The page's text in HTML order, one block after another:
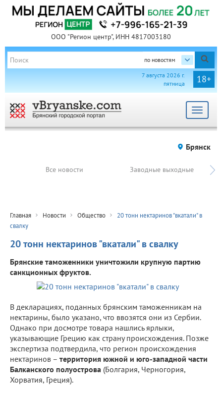
ООО "Регион центр", ИНН 4817003180
по новостям
18+
7 августа 2026 г.
пятница
Toggle
Брянск
Все новости Заводные выходные
Главная Новости Общество
20 тонн нектаринов "вкатали" в
свалку
20 тонн нектаринов "вкатали" в свалку
Брянские таможенники уничтожили крупную партию
санкционных фруктов.
В декларациях, поданных брянским таможенникам на
нектарины, было указано, что ввозятся они из Сербии.
Однако при досмотре товара нашлись ярлыки,
указывающие Грецию как страну происхождения. Позже
экспертиза подтвердила, что регион происхождения
нектаринов – территория южной и юго-западной части
Балканского полуострова (Болгария, Черногория,
Хорватия, Греция).